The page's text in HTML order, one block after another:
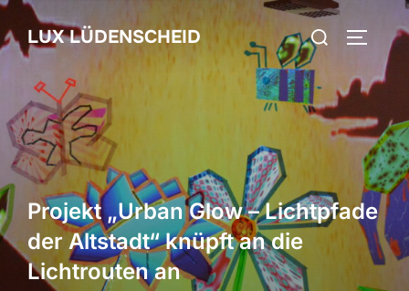
Zum
Inhalt
springen
LUX LÜDENSCHEID
Suchen
nach:
Projekt „Urban Glow – Lichtpfade
der Altstadt“ knüpft an die
Lichtrouten an